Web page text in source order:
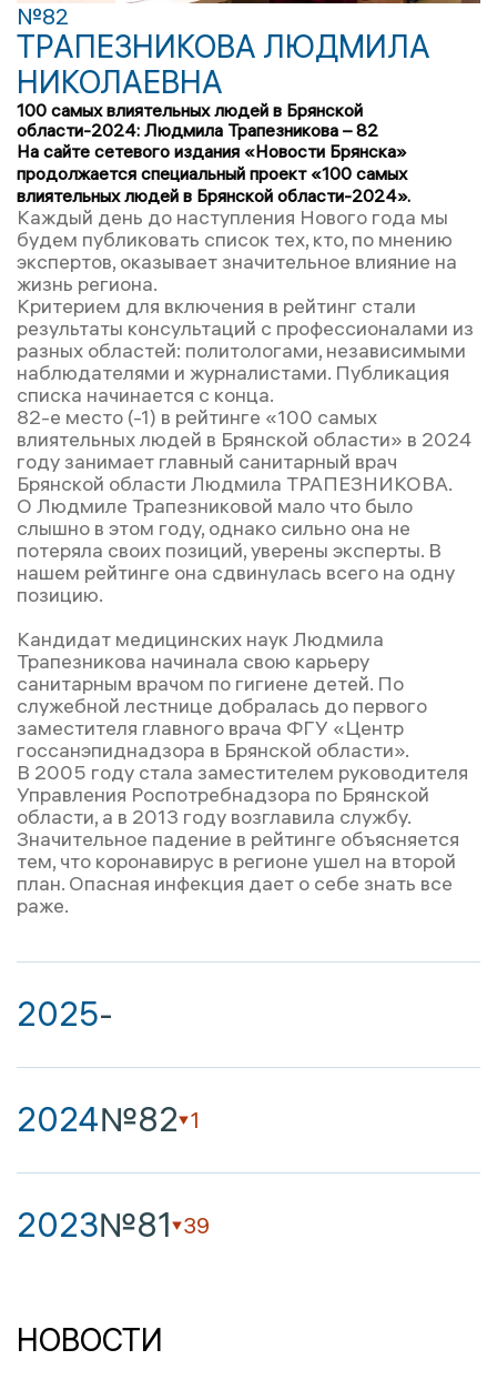
№82
ТРАПЕЗНИКОВА ЛЮДМИЛА
НИКОЛАЕВНА
100 самых влиятельных людей в Брянской
области-2024: Людмила Трапезникова – 82
На сайте сетевого издания «Новости Брянска»
продолжается специальный проект «100 самых
влиятельных людей в Брянской области-2024».
Каждый день до наступления Нового года мы
будем публиковать список тех, кто, по мнению
экспертов, оказывает значительное влияние на
жизнь региона.
Критерием для включения в рейтинг стали
результаты консультаций с профессионалами из
разных областей: политологами, независимыми
наблюдателями и журналистами. Публикация
списка начинается с конца.
82-е место (-1) в рейтинге «100 самых
влиятельных людей в Брянской области» в 2024
году занимает главный санитарный врач
Брянской области Людмила ТРАПЕЗНИКОВА.
О Людмиле Трапезниковой мало что было
слышно в этом году, однако сильно она не
потеряла своих позиций, уверены эксперты. В
нашем рейтинге она сдвинулась всего на одну
позицию.
Кандидат медицинских наук Людмила
Трапезникова начинала свою карьеру
санитарным врачом по гигиене детей. По
служебной лестнице добралась до первого
заместителя главного врача ФГУ «Центр
госсанэпиднадзора в Брянской области».
В 2005 году стала заместителем руководителя
Управления Роспотребнадзора по Брянской
области, а в 2013 году возглавила службу.
Значительное падение в рейтинге объясняется
тем, что коронавирус в регионе ушел на второй
план. Опасная инфекция дает о себе знать все
раже.
2025-
2024№82 1
2023№81 39
НОВОСТИ